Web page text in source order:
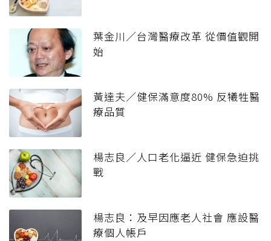
葉金川／台灣醫療改革 從價值觀開
始
黃達夫／健保滿意度80% 反犧牲醫
療品質
楊志良／人口老化逼近 健保急迫挑
戰
楊志良：及早因應老人社會 應設醫
療個人帳戶